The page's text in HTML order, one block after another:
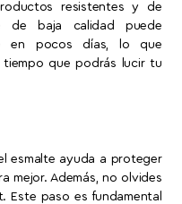
resistentes y de
de baja calidad puede
en pocos días, lo que
tiempo que podrás lucir tu
esmalte ayuda a proteger
mejor. Además, no olvides
Este paso es fundamental